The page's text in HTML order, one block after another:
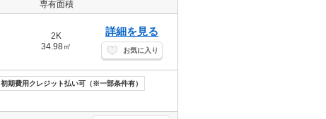
専有面積
2K
34.98㎡
詳細を見る
お気に入り
初期費用クレジット払い可（※一部条件有）